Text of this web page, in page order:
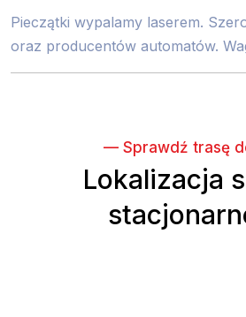
Pieczątki wypalamy laserem.
oraz producentów automatów.
— Sprawdź trasę
Lokalizacja